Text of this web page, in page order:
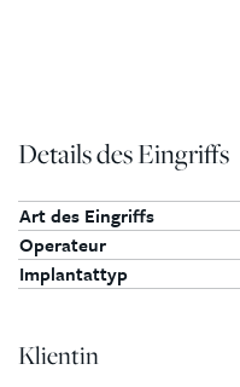
Details des Eingriffs
Art des Eingriffs
Operateur
Implantattyp
Klientin